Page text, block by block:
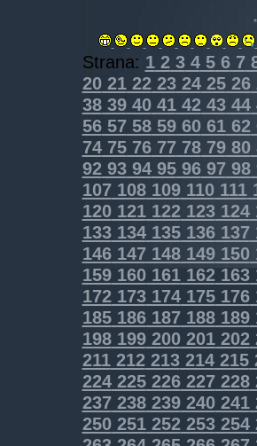
Strana: 1234567
20212223242526
38394041424344
56575859606162
74757677787980
92939495969798
107108109110111
120121122123124
133134135136137
146147148149150
159160161162163
172173174175176
185186187188189
198199200201202
211212213214215
224225226227228
237238239240241
250251252253254